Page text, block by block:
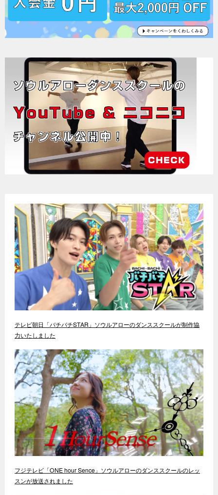
テレビ朝日「バチバチSTAR」ソウルアローのダンススクールが制作協
力いたしました
フジテレビ「ONE hour Sence」ソウルアローのダンススクールのレッ
スンが放送されました